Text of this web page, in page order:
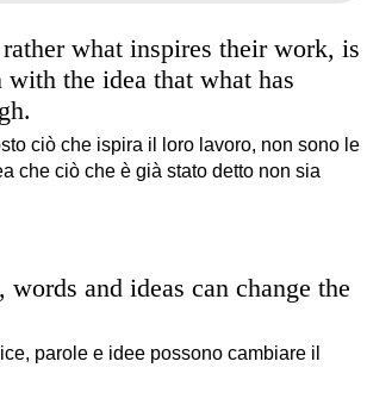
what inspires their work, is
the idea that what has
ciò che ispira il loro lavoro, non sono le
che ciò che è già stato detto non sia
and ideas can change the
parole e idee possono cambiare il